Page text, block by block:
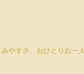
すさ、おひとりお